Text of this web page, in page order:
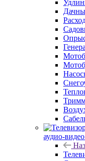
аудио-